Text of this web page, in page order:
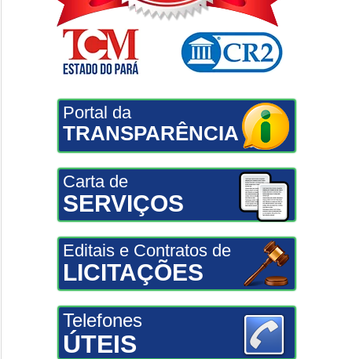
Portal da
TRANSPARÊNCIA
Carta de
SERVIÇOS
Editais e Contratos de
LICITAÇÕES
Telefones
ÚTEIS